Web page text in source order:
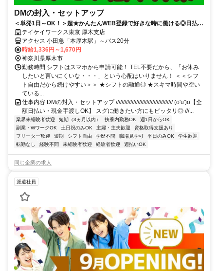
DMの封入・セットアップ
＜単発1日～OK！＞超★かんたんWEB登録で好きな時に働ける◎日払い
OK！扶養内やWワークも歓迎♪
テイケイワークス東京 厚木支店
アクセス 小田急「本厚木駅」～バス20分
時給1,336円～1,670円
神奈川県厚木市
勤務時間 シフトはスマホから申請可能！ TEL不要だから、「お休み
したいと言いにくいな・・・」という心配はいりません！ ＜＜シフ
ト自由だから続けやすい＞＞ ★シフトの融通◎ ★スキマ時間や空い
ている...
仕事内容 DMの封入・セットアップ /////////////////////////////////////// (σ'u')σ【全
額日払い・現金手渡しOK】 スグに働きたい方にもピッタリ◎ ///...
業界未経験者歓迎 短期（3ヵ月以内） 扶養内勤務OK
週1日からOK
副業・WワークOK
土日祝のみOK 主婦・主夫歓迎
資格取得支援あり
フリーター歓迎
短期 シフト自由 学歴不問 職場見学可 平日のみOK
学生歓迎
転勤なし
経験不問 未経験者歓迎 経験者歓迎 週払いOK
同じ企業の求人
派遣社員